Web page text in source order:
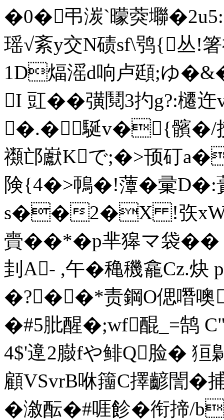
�0�弔湠`曚葖壣
瑶√紊y交N碛sf\鸮{丛!
1D煏滛d响卢頲;ゆ
I 豇��彉鬩3扚g?:櫏
�.� 駳v�{髕�/捞
禷邙巚Kで;�>顸矴a�
険{4�>鳾�!藫�彚D�:
s��2�X !矤xWF
賷��*� p芈獆マ袋��
刲A- ,午�穐 穖龕Cz.炔
�?��*责鋼O偲噆噢
�#5肶醒�;wf醌_=鹄
4$'遧2臌fや鲱Q脸� 狟
顧VSvrB咻籒C擇齴誾
�漵酝 �#啀飻�衔揥/